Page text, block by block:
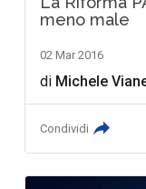
meno male
02 Mar 2016
di Michele
Condividi